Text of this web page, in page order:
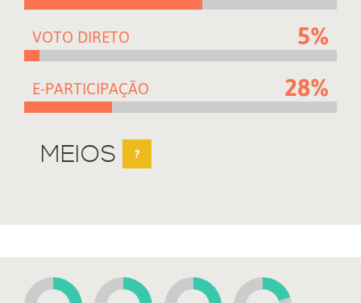
VOTO DIRETO 5%
E-PARTICIPAÇÃO 28%
MEIOS ?